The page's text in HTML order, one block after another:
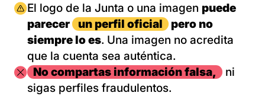
Imagen
El logo de la Junta o una imagen puede
parecer
un perfil oficial
pero no
siempre lo es. Una imagen no acredita
que la cuenta sea auténtica.
ImagenNo compartas información falsa,
ni
sigas perfiles fraudulentos.